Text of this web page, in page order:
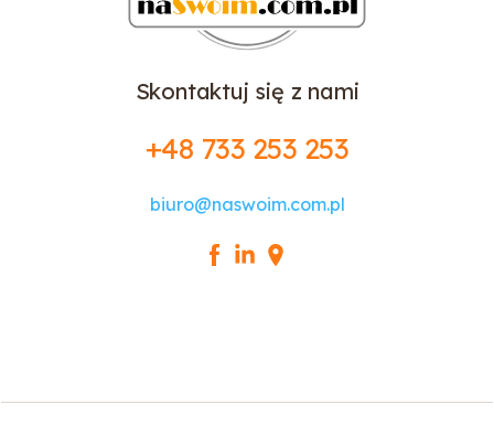
Skontaktuj się z nami
+48 733 253 253
biuro@naswoim.com.pl